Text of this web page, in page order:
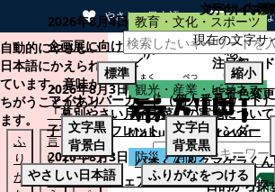
やさしい日本語 ひらが
本文へスキップする
自動的にやさしい
日本語にかえられ
ています。意味が
ちがうことがあり
ます。
ふ
り
が
言
い
替
も
と
の
2026年8月4日 教育・文化・スポーツ
企画展に向けて：安東ウメ子さんとの
2026年8月3日 観光・産業・ビジネス
「幕別やさい月イチ菜」の実施について
2026年8月3日 防災・消防
幕別町防災フェアの開催について
サイト内検
注目ワード
マイナンバーカード（個人番号カード）
子育てパンフレット
ごみカレンダー
パオくん＆クマゲラく
目的から探
文字サイズ
現在の文字サ
標準
縮小
背景色変更
文字黒
背景白
文字白
背景黒
やさしい日本語
ふりがなをつける